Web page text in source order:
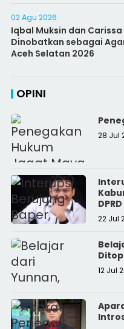
02 Agu 2026
Iqbal Muksin dan
Dinobatkan sebagai
Aceh Selatan 2026
OPINI
28 Jul
22 Jul
12 Jul